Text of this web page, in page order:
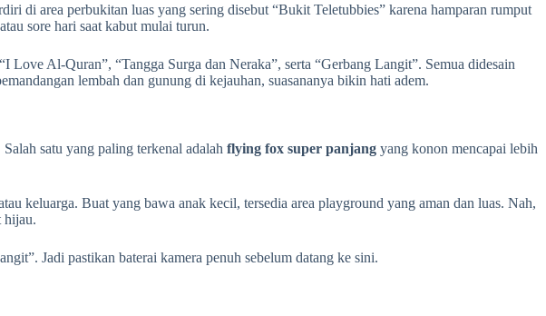
di area perbukitan luas yang sering disebut “Bukit Teletubbies” karena hamparan rumput
sore hari saat kabut mulai turun.
Al-Quran”, “Tangga Surga dan Neraka”, serta “Gerbang Langit”. Semua didesain
lembah dan gunung di kejauhan, suasananya bikin hati adem.
satu yang paling terkenal adalah flying fox super panjang yang konon mencapai lebih
keluarga. Buat yang bawa anak kecil, tersedia area playground yang aman dan luas. Nah,
hijau.
Jadi pastikan baterai kamera penuh sebelum datang ke sini.